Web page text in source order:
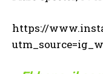
https://